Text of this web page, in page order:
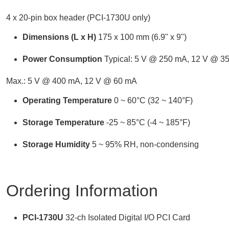
4 x 20-pin box header (PCI-1730U only)
Dimensions (L x H) 175 x 100 mm (6.9" x 9")
Power Consumption Typical: 5 V @ 250 mA, 12 V @
Max.: 5 V @ 400 mA, 12 V @ 60 mA
Operating Temperature 0 ~ 60°C (32 ~ 140°F)
Storage Temperature -25 ~ 85°C (-4 ~ 185°F)
Storage Humidity 5 ~ 95% RH, non-condensing
Ordering Information
PCI-1730U 32-ch Isolated Digital I/O PCI Card